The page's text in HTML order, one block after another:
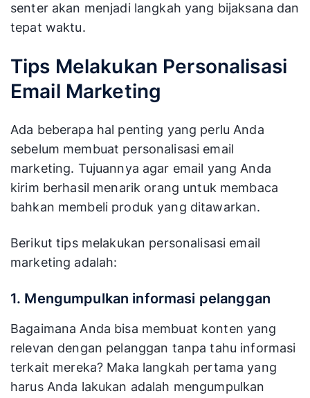
senter akan menjadi langkah yang bijaksana dan
tepat waktu.
Tips Melakukan Personalisasi
Email Marketing
Ada beberapa hal penting yang perlu Anda
sebelum membuat personalisasi email
marketing. Tujuannya agar email yang Anda
kirim berhasil menarik orang untuk membaca
bahkan membeli produk yang ditawarkan.
Berikut tips melakukan personalisasi email
marketing adalah:
1. Mengumpulkan informasi pelanggan
Bagaimana Anda bisa membuat konten yang
relevan dengan pelanggan tanpa tahu informasi
terkait mereka? Maka langkah pertama yang
harus Anda lakukan adalah mengumpulkan